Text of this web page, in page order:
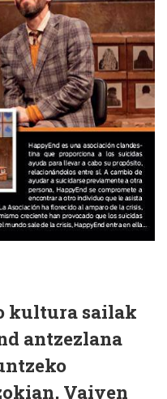
kultura sailak
antzezlana
Vaiven